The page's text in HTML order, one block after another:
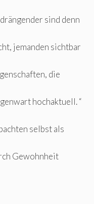
sind denn
jemanden sichtbar
die
hochaktuell. “
selbst als
Gewohnheit